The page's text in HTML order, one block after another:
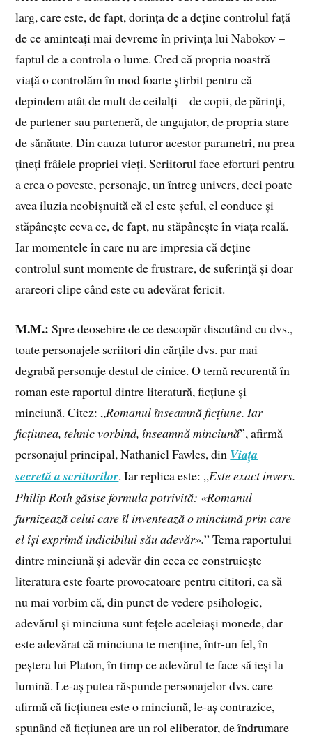
larg, care este, de fapt, dorința de a deține controlul față
de ce aminteați mai devreme în privința lui Nabokov –
faptul de a controla o lume. Cred că propria noastră
viață o controlăm în mod foarte știrbit pentru că
depindem atât de mult de ceilalți – de copii, de părinți,
de partener sau parteneră, de angajator, de propria stare
de sănătate. Din cauza tuturor acestor parametri, nu prea
țineți frâiele propriei vieți. Scriitorul face eforturi pentru
a crea o poveste, personaje, un întreg univers, deci poate
avea iluzia neobișnuită că el este șeful, el conduce și
stăpânește ceva ce, de fapt, nu stăpânește în viața reală.
Iar momentele în care nu are impresia că deține
controlul sunt momente de frustrare, de suferință și doar
arareori clipe când este cu adevărat fericit.
M.M.: Spre deosebire de ce descopăr discutând cu dvs.,
toate personajele scriitori din cărțile dvs. par mai
degrabă personaje destul de cinice. O temă recurentă în
roman este raportul dintre literatură, ficțiune și
minciună. Citez: „Romanul înseamnă ficțiune. Iar
ficțiunea, tehnic vorbind, înseamnă minciună”, afirmă
personajul principal, Nathaniel Fawles, din Viața
secretă a scriitorilor. Iar replica este: „Este exact invers.
Philip Roth găsise formula potrivită: «Romanul
furnizează celui care îl inventează o minciună prin care
el își exprimă indicibilul său adevăr».” Tema raportului
dintre minciună și adevăr din ceea ce construiește
literatura este foarte provocatoare pentru cititori, ca să
nu mai vorbim că, din punct de vedere psihologic,
adevărul și minciuna sunt fețele aceleiași monede, dar
este adevărat că minciuna te menține, într-un fel, în
peștera lui Platon, în timp ce adevărul te face să ieși la
lumină. Le-aș putea răspunde personajelor dvs. care
afirmă că ficțiunea este o minciună, le-aș contrazice,
spunând că ficțiunea are un rol eliberator, de îndrumare